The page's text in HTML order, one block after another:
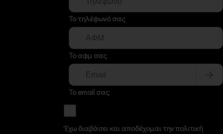
Το τηλέφωνό σας
Το αφμ σας
Το email σας
Έχω διαβάσει και αποδέχομαι την πολιτική